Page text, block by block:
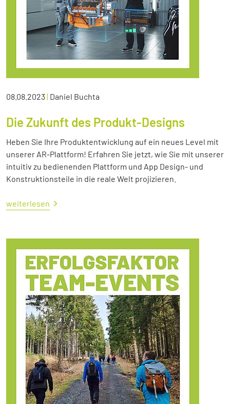
08.08.2023| Daniel Buchta
Die Zukunft des Produkt-Designs
Heben Sie Ihre Produktentwicklung auf ein neues Level mit
unserer AR-Plattform! Erfahren Sie jetzt, wie Sie mit unserer
intuitiv zu bedienenden Plattform und App Design- und
Konstruktionsteile in die reale Welt projizieren.
weiterlesen